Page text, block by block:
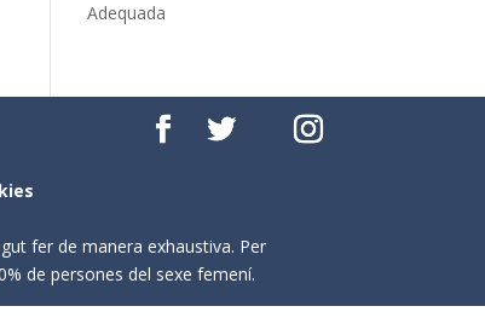
Adequada
fer de manera exhaustiva. Per
de persones del sexe femení.